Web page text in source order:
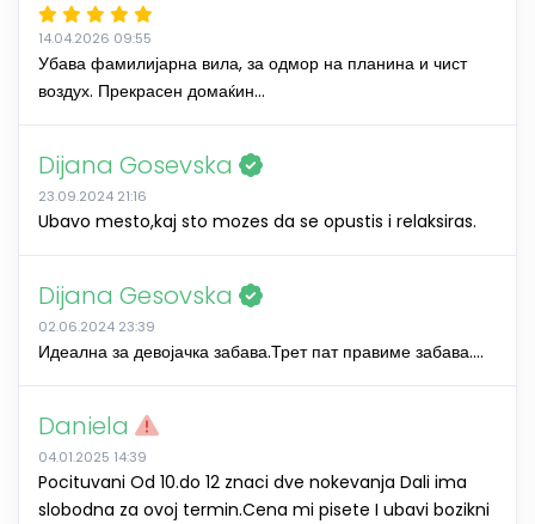
14.04.2026 09:55
Убава фамилијарна вила, за одмор на планина и чист
воздух. Прекрасен домаќин...
Dijana Gosevska
23.09.2024 21:16
Ubavo mesto,kaj sto mozes da se opustis i relaksiras.
Dijana Gesovska
02.06.2024 23:39
Идеална за девојачка забава.Трет пат правиме забава....
Daniela
04.01.2025 14:39
Pocituvani Od 10.do 12 znaci dve nokevanja Dali ima
slobodna za ovoj termin.Cena mi pisete I ubavi bozikni